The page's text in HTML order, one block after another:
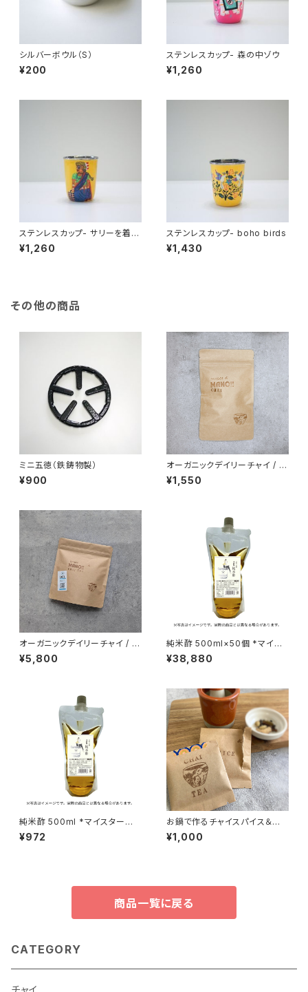
シルバーボウル（S）
¥200
ステンレスカップ- 森の中ゾウ
¥1,260
ステンレスカップ- サリーを着た
女性
¥1,260
ステンレスカップ- boho birds
¥1,430
その他の商品
ミニ五徳（鉄鋳物製）
¥900
オーガニックデイリーチャイ / 5
個入り/ 大容量パック
¥1,550
オーガニックデイリーチャイ / 2
0個入り/ 大容量パック
¥5,800
純米酢 500ml×50個 *マイス
ター会員限定商品
¥38,880
純米酢 500ml *マイスター会
員限定商品
¥972
お鍋で作るチャイスパイス＆茶
葉セット / 3個入り
¥1,000
商品一覧に戻る
CATEGORY
チャイ